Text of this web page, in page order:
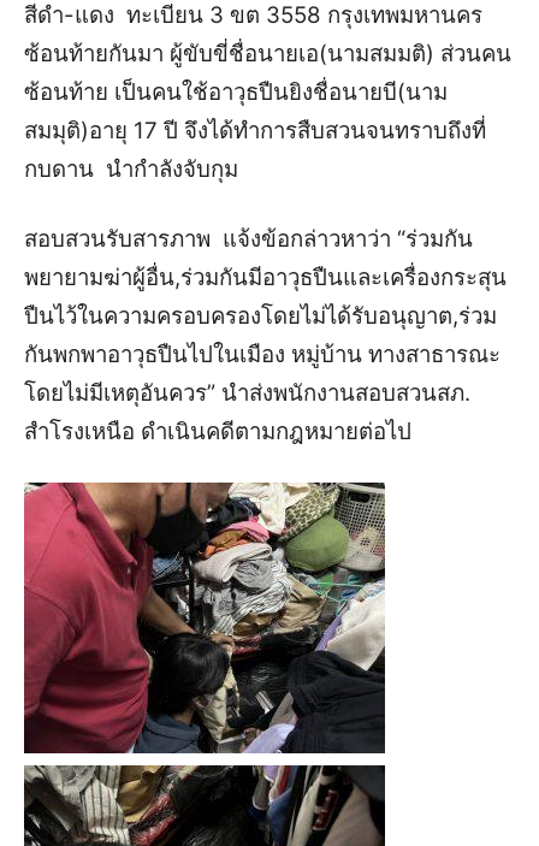
สีดำ-แดง ทะเบียน 3 ขต 3558 กรุงเทพมหานคร
ซ้อนท้ายกันมา ผู้ขับขี่ชื่อนายเอ(นามสมมติ) ส่วนคน
ซ้อนท้าย เป็นคนใช้อาวุธปืนยิงชื่อนายบี(นาม
สมมุติ)อายุ 17 ปี จึงได้ทำการสืบสวนจนทราบถึงที่
กบดาน นำกำลังจับกุม
สอบสวนรับสารภาพ แจ้งข้อกล่าวหาว่า “ร่วมกัน
พยายามฆ่าผู้อื่น,ร่วมกันมีอาวุธปืนและเครื่องกระสุน
ปืนไว้ในความครอบครองโดยไม่ได้รับอนุญาต,ร่วม
กันพกพาอาวุธปืนไปในเมือง หมู่บ้าน ทางสาธารณะ
โดยไม่มีเหตุอันควร” นำส่งพนักงานสอบสวนสภ.
สำโรงเหนือ ดำเนินคดีตามกฎหมายต่อไป